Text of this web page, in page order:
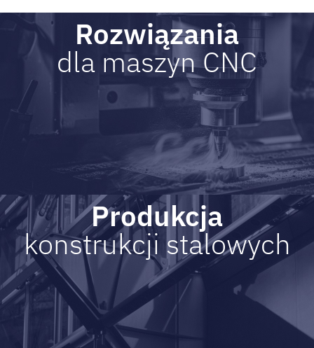
Rozwiązania
dla maszyn CNC​
Produkcja
konstrukcji stalowych